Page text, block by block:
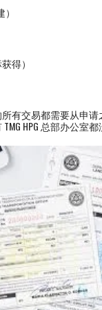
得）
有交易都需要从申请
HPG 总部办公室都